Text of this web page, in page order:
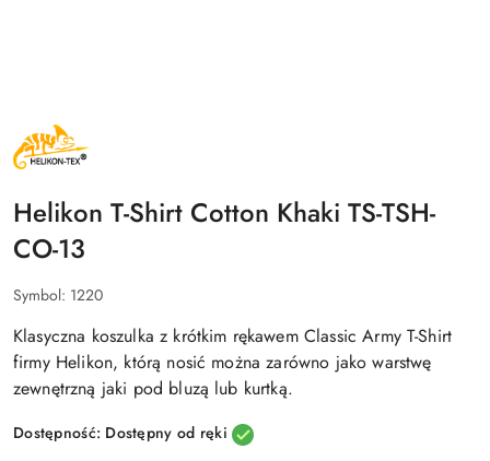
NAZWA
PRODUCENTA:
HELIKON
Helikon T-Shirt Cotton Khaki TS-TSH-
CO-13
Symbol: 1220
Klasyczna koszulka z krótkim rękawem Classic Army T-Shirt
firmy Helikon, którą nosić można zarówno jako warstwę
zewnętrzną jaki pod bluzą lub kurtką.
Dostępność: Dostępny od ręki